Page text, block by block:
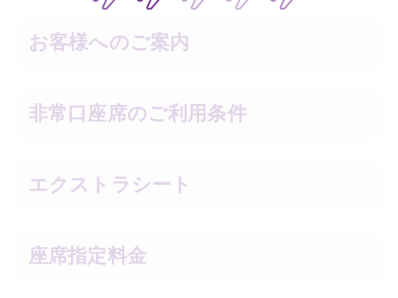
お客様へのご案内
非常口座席のご利用条件
エクストラシート
座席指定料金